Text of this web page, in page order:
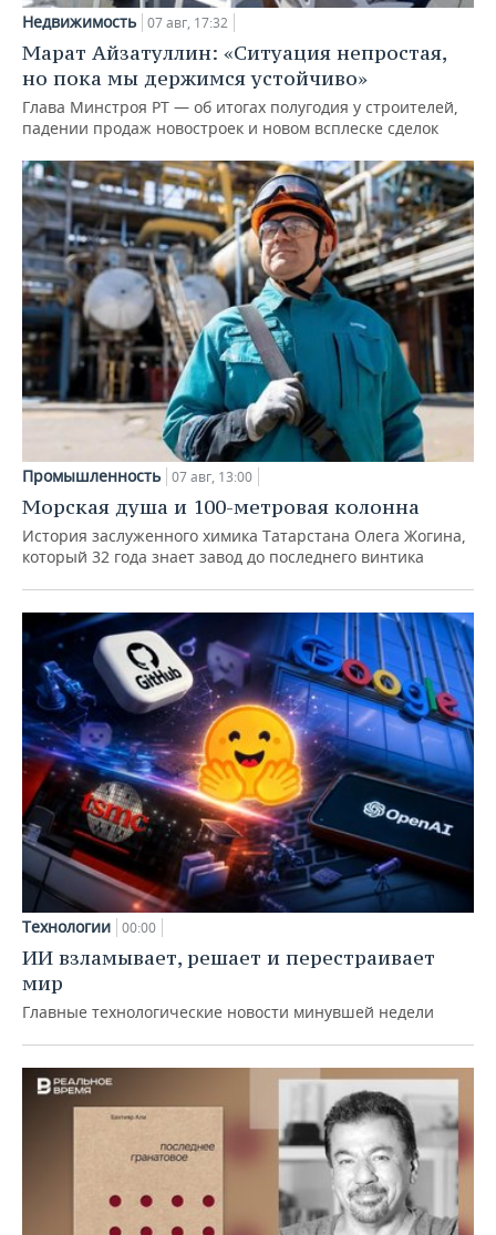
Недвижимость 07 авг, 17:32
Марат Айзатуллин: «Ситуация непростая,
но пока мы держимся устойчиво»
Глава Минстроя РТ — об итогах полугодия у строителей,
падении продаж новостроек и новом всплеске сделок
Промышленность 07 авг, 13:00
Морская душа и 100-метровая колонна
История заслуженного химика Татарстана Олега Жогина,
который 32 года знает завод до последнего винтика
Технологии 00:00
ИИ взламывает, решает и перестраивает
мир
Главные технологические новости минувшей недели